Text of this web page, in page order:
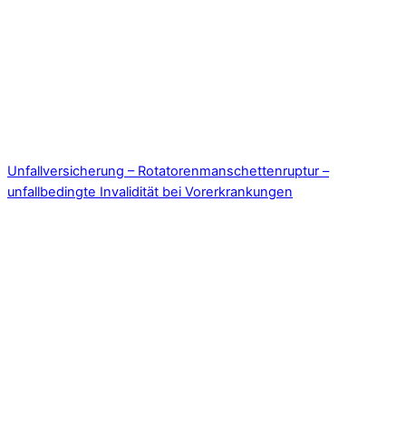
Unfallversicherung – Rotatorenmanschettenruptur –
unfallbedingte Invalidität bei Vorerkrankungen